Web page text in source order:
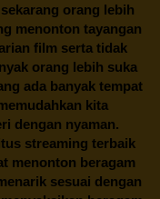
orang lebih
menonton tayangan
film serta tidak
orang lebih suka
ada banyak tempat
kita
dengan nyaman.
streaming terbaik
menonton beragam
sesuai dengan